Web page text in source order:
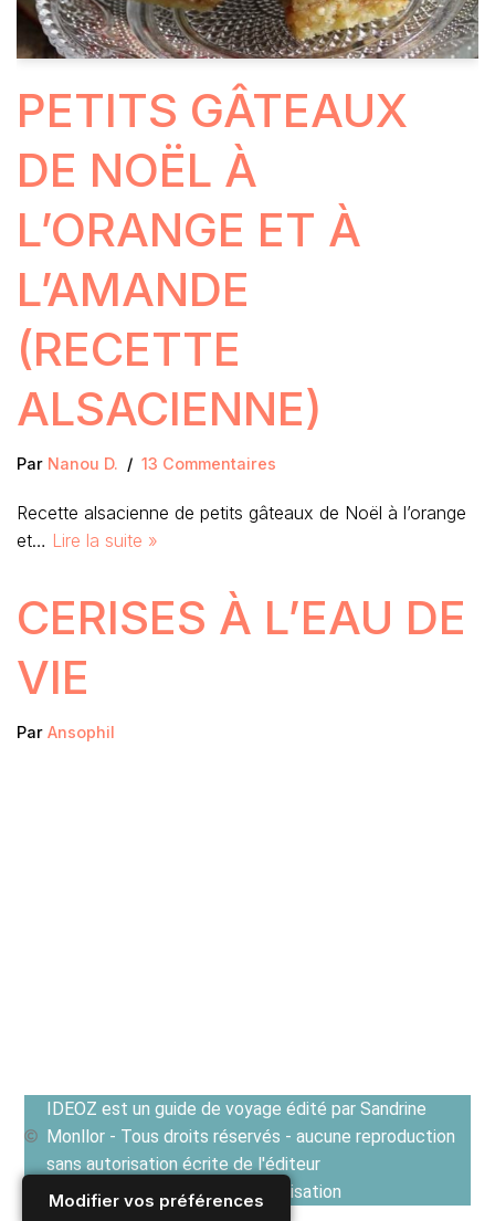
Modifier vos préférences
PETITS GÂTEAUX
DE NOËL À
L’ORANGE ET À
L’AMANDE
(RECETTE
ALSACIENNE)
Par Nanou D. 13 Commentaires
Recette alsacienne de petits gâteaux de Noël à l’orange
et… Lire la suite »
CERISES À L’EAU DE
VIE
Par Ansophil
IDEOZ est un guide de voyage édité par Sandrine
Monllor - Tous droits réservés - aucune reproduction
sans autorisation écrite de l'éditeur
Voir les Conditions générales d'utilisation